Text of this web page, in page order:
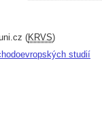
fsv.cuni.cz(KRVS
studií